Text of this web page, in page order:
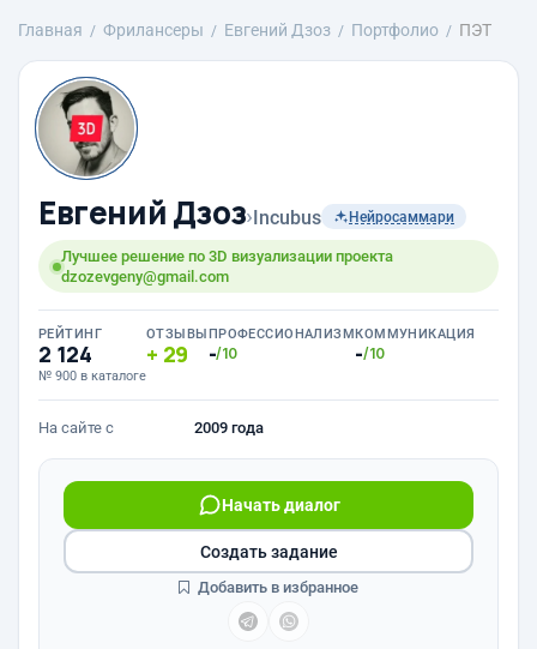
Главная Фрилансеры Евгений Дзоз Портфолио ПЭТ‎‎
Евгений Дзоз›Incubus Нейросаммари
Лучшее решение по 3D визуализации проекта
dzozevgeny@gmail.com
РЕЙТИНГ
2 124
№ 900 в каталоге
ОТЗЫВЫ
29
ПРОФЕССИОНАЛИЗМ
-/10
КОММУНИКАЦИЯ
-/10
На сайте с 2009 года
Начать диалог
Создать задание
Добавить в избранное